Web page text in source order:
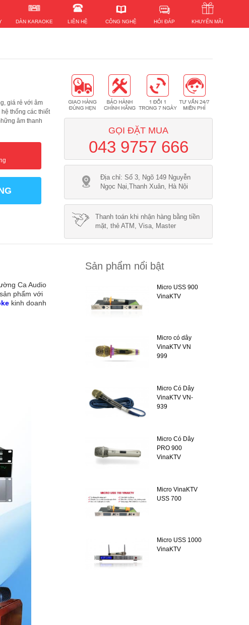
DÀN KARAOKE LIÊN HỆ CÔNG NGHỆ HỎI ĐÁP KHUYẾN MÃI
giá rẻ với âm
thống các thiết
âm thanh
GỌI ĐẶT MUA
043 9757 666
Địa chỉ: Số 3, Ngõ 149 Nguyễn
Ngọc Nại,Thanh Xuân, Hà Nội
Thanh toán khi nhận hàng bằng tiền
mặt, thẻ ATM, Visa, Master
Ca Audio
phẩm với
kinh doanh
Sản phẩm nổi bật
Micro USS 900
VinaKTV
Micro có dây
VinaKTV VN
999
Micro Có Dây
VinaKTV VN-
939
Micro Có Dây
PRO 900
VinaKTV
Micro VinaKTV
USS 700
Micro USS 1000
VinaKTV